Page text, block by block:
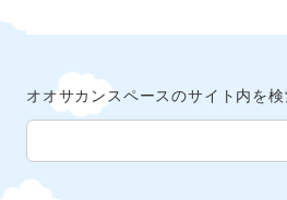
オオサカンスペースのサイト内を